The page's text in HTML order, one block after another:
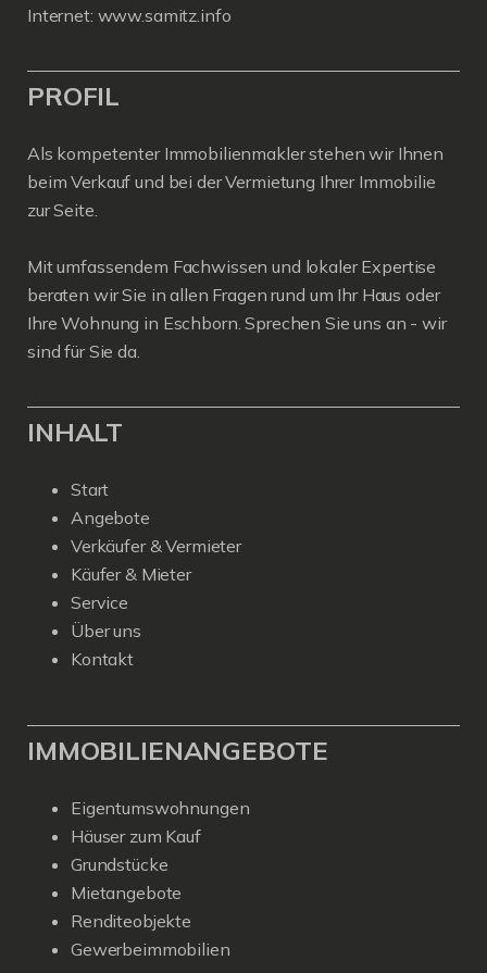
Internet: www.samitz.info
PROFIL
Als kompetenter Immobilienmakler stehen wir Ihnen
beim Verkauf und bei der Vermietung Ihrer Immobilie
zur Seite.
Mit umfassendem Fachwissen und lokaler Expertise
beraten wir Sie in allen Fragen rund um Ihr Haus oder
Ihre Wohnung in Eschborn. Sprechen Sie uns an - wir
sind für Sie da.
INHALT
Start
Angebote
Verkäufer & Vermieter
Käufer & Mieter
Service
Über uns
Kontakt
IMMOBILIENANGEBOTE
Eigentumswohnungen
Häuser zum Kauf
Grundstücke
Mietangebote
Renditeobjekte
Gewerbeimmobilien